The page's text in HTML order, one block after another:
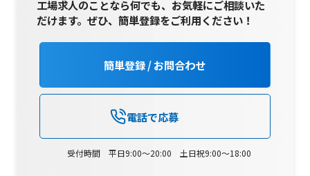
工場求人のことなら何でも、お気軽にご相談いた
だけます。ぜひ、簡単登録をご利用ください！
簡単登録 / お問合わせ
電話で応募
受付時間 平日9:00～20:00 土日祝9:00～18:00